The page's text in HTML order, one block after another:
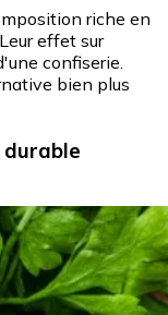
riche en
effet sur
confiserie.
bien plus